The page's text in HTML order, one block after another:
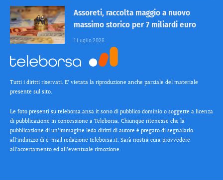
Assoreti, raccolta maggio a nuovo
massimo storico per 7 miliardi euro
1 Luglio 2026
Tutti i diritti riservati. E’ vietata la riproduzione anche parziale del materiale
presente sul sito.
Le foto presenti su teleborsa.ansa.it sono di pubblico dominio o soggette a licenza
di pubblicazione in concessione a Teleborsa. Chiunque ritenesse che la
pubblicazione di un’immagine leda diritti di autore è pregato di segnalarlo
all’indirizzo di e-mail redazione teleborsa.it. Sarà nostra cura provvedere
all’accertamento ed all’eventuale rimozione.